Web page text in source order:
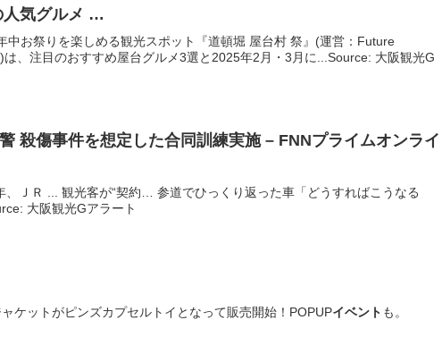
人気グルメ …
中お祭りを楽しめる観光スポット『道頓堀 屋台村 祭』(運営：Future
は、注目のおすすめ屋台グルメ3選と2025年2月・3月に...Source: 大阪観光G
殺傷事件を想定した合同訓練実施 – FNNプライムオンライ
、ＪＲ ... 観光客が“契約… 参道でひっくり返った車「どうすればこうなる
大阪観光Gアラート
ャケットがピンズカプセルトイとなって販売開始！POPUPイベント も。